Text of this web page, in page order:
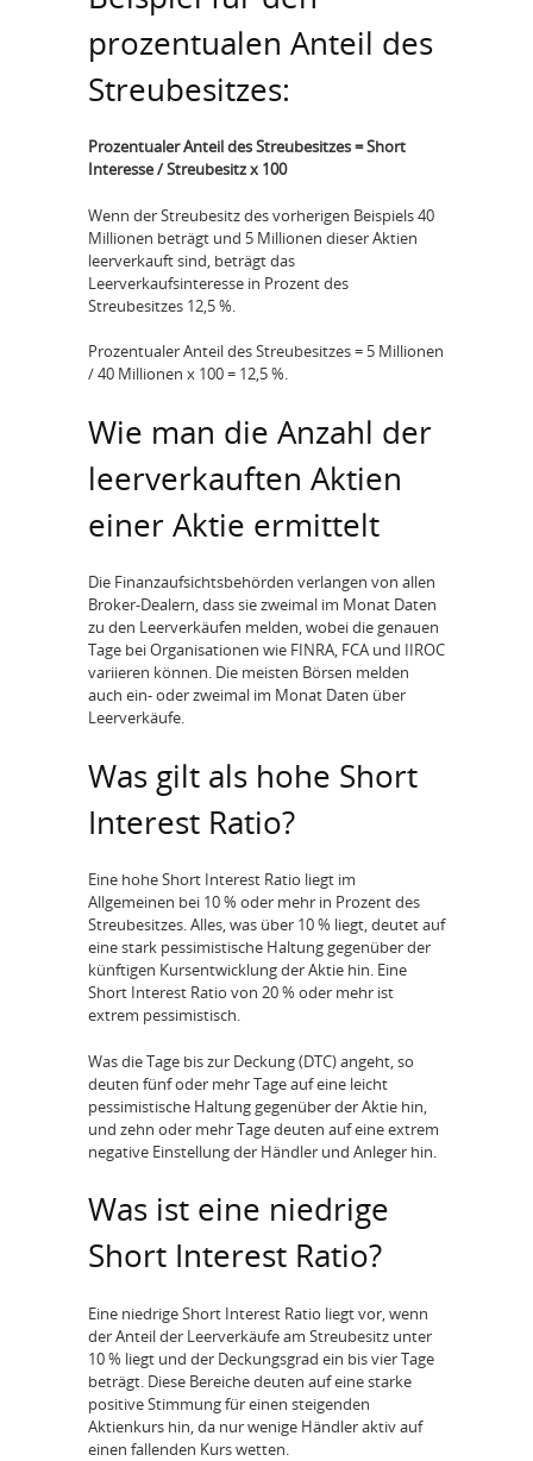
prozentualen Anteil des
Streubesitzes:
Prozentualer Anteil des Streubesitzes = Short
Interesse / Streubesitz x 100
Wenn der Streubesitz des vorherigen Beispiels 40
Millionen beträgt und 5 Millionen dieser Aktien
leerverkauft sind, beträgt das
Leerverkaufsinteresse in Prozent des
Streubesitzes 12,5 %.
Prozentualer Anteil des Streubesitzes = 5 Millionen
/ 40 Millionen x 100 = 12,5 %.
Wie man die Anzahl der
leerverkauften Aktien
einer Aktie ermittelt
Die Finanzaufsichtsbehörden verlangen von allen
Broker-Dealern, dass sie zweimal im Monat Daten
zu den Leerverkäufen melden, wobei die genauen
Tage bei Organisationen wie FINRA, FCA und IIROC
variieren können. Die meisten Börsen melden
auch ein- oder zweimal im Monat Daten über
Leerverkäufe.
Was gilt als hohe Short
Interest Ratio?
Eine hohe Short Interest Ratio liegt im
Allgemeinen bei 10 % oder mehr in Prozent des
Streubesitzes. Alles, was über 10 % liegt, deutet auf
eine stark pessimistische Haltung gegenüber der
künftigen Kursentwicklung der Aktie hin. Eine
Short Interest Ratio von 20 % oder mehr ist
extrem pessimistisch.
Was die Tage bis zur Deckung (DTC) angeht, so
deuten fünf oder mehr Tage auf eine leicht
pessimistische Haltung gegenüber der Aktie hin,
und zehn oder mehr Tage deuten auf eine extrem
negative Einstellung der Händler und Anleger hin.
Was ist eine niedrige
Short Interest Ratio?
Eine niedrige Short Interest Ratio liegt vor, wenn
der Anteil der Leerverkäufe am Streubesitz unter
10 % liegt und der Deckungsgrad ein bis vier Tage
beträgt. Diese Bereiche deuten auf eine starke
positive Stimmung für einen steigenden
Aktienkurs hin, da nur wenige Händler aktiv auf
einen fallenden Kurs wetten.